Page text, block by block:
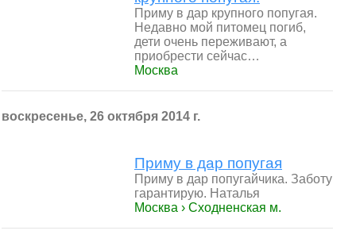
Приму в дар крупного попугая.
Недавно мой питомец погиб,
дети очень переживают, а
приобрести сейчас…
Москва
воскресенье, 26 октября 2014 г.
Приму в дар попугая
Приму в дар попугайчика. Заботу
гарантирую. Наталья
Москва › Сходненская м.